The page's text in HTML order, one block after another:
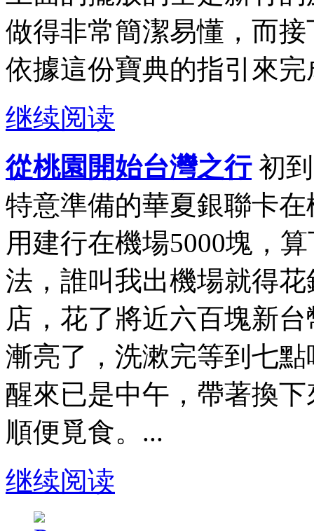
做得非常簡潔易懂，而
依據這份寶典的指引來完
继续阅读
從桃園開始台灣之行初到
特意準備的華夏銀聯卡
用建行在機場5000塊，
法，誰叫我出機場就得
店，花了將近六百塊新
漸亮了，洗漱完等到七
醒來已是中午，帶著換
順便覓食。...
继续阅读